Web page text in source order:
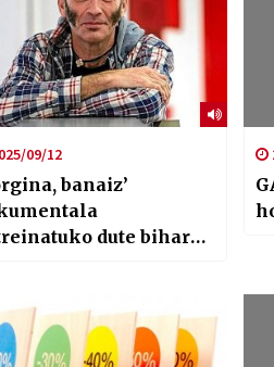
09/12
banaiz’
dute bihar